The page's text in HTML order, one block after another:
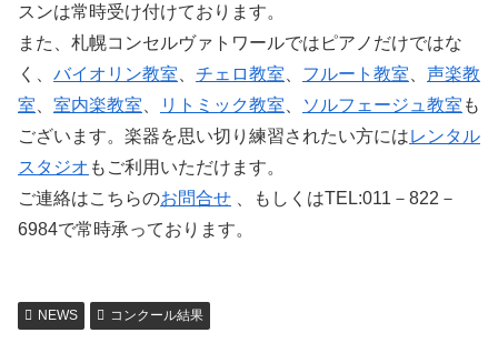
スンは常時受け付けております。
また、札幌コンセルヴァトワールではピアノだけではな
く、 バイオリン教室 チェロ教室 フルート教室
声楽教
室
室内楽教室 リトミック教室 ソルフェージュ教室 も
ございます。楽器を思い切り練習されたい方にはレンタル
スタジオ もご利用いただけます。
ご連絡はこちらのお問合せ 、もしくはTEL:011－822－
6984で常時承っております。
NEWS コンクール結果